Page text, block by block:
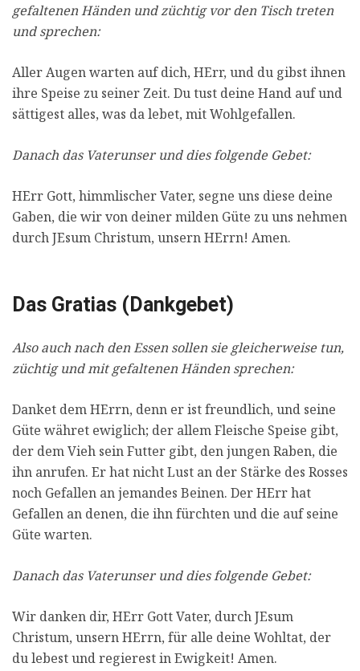
gefaltenen Händen und züchtig vor den Tisch treten
und sprechen:
Aller Augen warten auf dich, HErr, und du gibst ihnen
ihre Speise zu seiner Zeit. Du tust deine Hand auf und
sättigest alles, was da lebet, mit Wohlgefallen.
Danach das Vaterunser und dies folgende Gebet:
HErr Gott, himmlischer Vater, segne uns diese deine
Gaben, die wir von deiner milden Güte zu uns nehmen
durch JEsum Christum, unsern HErrn! Amen.
Das Gratias (Dankgebet)
Also auch nach den Essen sollen sie gleicherweise tun,
züchtig und mit gefaltenen Händen sprechen:
Danket dem HErrn, denn er ist freundlich, und seine
Güte währet ewiglich; der allem Fleische Speise gibt,
der dem Vieh sein Futter gibt, den jungen Raben, die
ihn anrufen. Er hat nicht Lust an der Stärke des Rosses
noch Gefallen an jemandes Beinen. Der HErr hat
Gefallen an denen, die ihn fürchten und die auf seine
Güte warten.
Danach das Vaterunser und dies folgende Gebet:
Wir danken dir, HErr Gott Vater, durch JEsum
Christum, unsern HErrn, für alle deine Wohltat, der
du lebest und regierest in Ewigkeit! Amen.